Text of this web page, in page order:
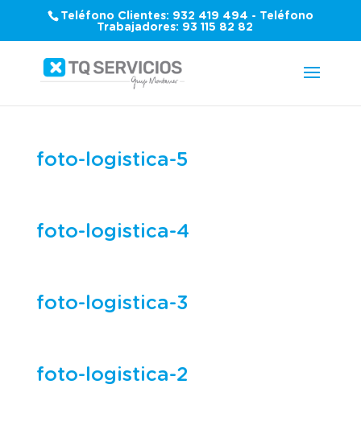
Teléfono Clientes: 932 419 494 - Teléfono
Trabajadores: 93 115 82 82
foto-logistica-5
foto-logistica-4
foto-logistica-3
foto-logistica-2